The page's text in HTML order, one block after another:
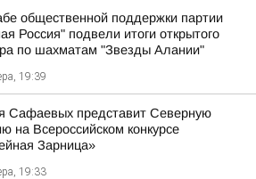
общественной поддержки партии
Россия" подвели итоги открытого
по шахматам "Звезды Алании"
19:39
Сафаевых представит Северную
на Всероссийском конкурсе
Зарница»
19:33